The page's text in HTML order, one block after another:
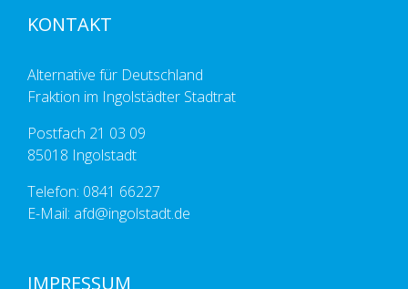
KONTAKT
Alternative für Deutschland
Fraktion im Ingolstädter Stadtrat
Postfach 21 03 09
85018 Ingolstadt
Telefon: 0841 66227
E-Mail: afd@ingolstadt.de
IMPRESSUM